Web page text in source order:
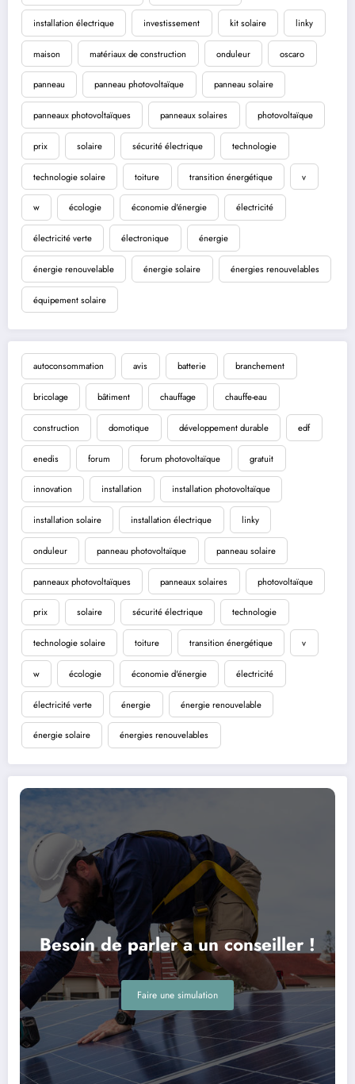
installation électrique investissement kit solaire linky
maison matériaux de construction onduleur oscaro
panneau panneau photovoltaïque panneau solaire
panneaux photovoltaïques panneaux solaires photovoltaïque
prix solaire sécurité électrique technologie
technologie solaire toiture transition énergétique v
w écologie économie d'énergie électricité
électricité verte électronique énergie
énergie renouvelable énergie solaire énergies renouvelables
équipement solaire
autoconsommation avis batterie branchement
bricolage bâtiment chauffage chauffe-eau
construction domotique développement durable edf
enedis forum forum photovoltaïque gratuit
innovation installation installation photovoltaïque
installation solaire installation électrique linky
onduleur panneau photovoltaïque panneau solaire
panneaux photovoltaïques panneaux solaires photovoltaïque
prix solaire sécurité électrique technologie
technologie solaire toiture transition énergétique v
w écologie économie d'énergie électricité
électricité verte énergie énergie renouvelable
énergie solaire énergies renouvelables
Besoin de parler a un conseiller !
Faire une simulation